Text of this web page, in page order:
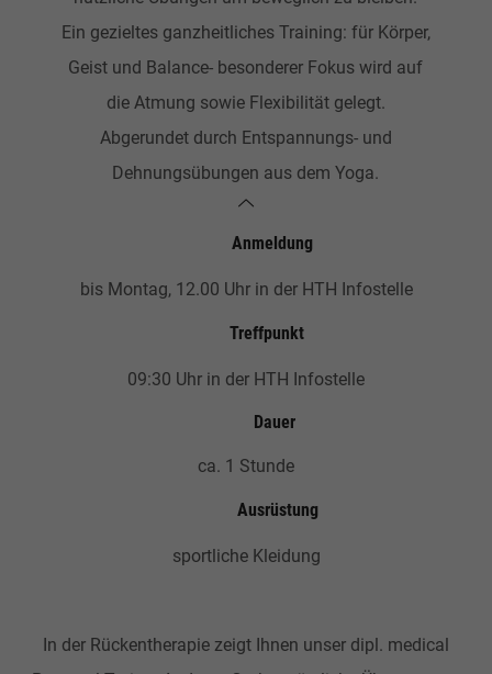
Ein gezieltes ganzheitliches Training: für Körper,
Geist und Balance- besonderer Fokus wird auf
die Atmung sowie Flexibilität gelegt.
Abgerundet durch Entspannungs- und
Dehnungsübungen aus dem Yoga.
Anmeldung
bis Montag, 12.00 Uhr in der HTH Infostelle
Treffpunkt
09:30 Uhr in der HTH Infostelle
Dauer
ca. 1 Stunde
Ausrüstung
sportliche Kleidung
In der Rückentherapie zeigt Ihnen unser dipl. medical